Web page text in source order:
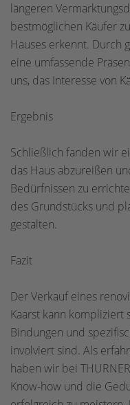
längeren
bestmöglichen Käufer
Hauses erkennt. Durch
eine umfassende
uns, das Interesse von
Ergebnis
Schließlich fanden wir
das Haus abzureißen
Bedürfnissen zu
des Grundstücks und
gestalten.
Fazit
Der Verkauf eines
Kaarst kann kompliziert
Bindungen und
involviert sind. Als
haben wir bei
Know-how und die